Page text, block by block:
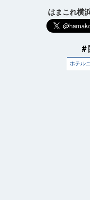
はまこれ横
ホテル